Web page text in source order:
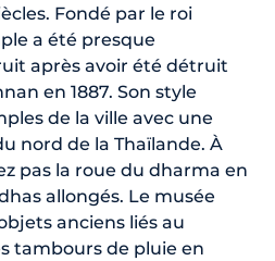
Fondé par le roi
a été presque
après avoir été détruit
en 1887. Son style
de la ville avec une
nord de la Thaïlande. À
pas la roue du dharma en
allongés. Le musée
anciens liés au
tambours de pluie en